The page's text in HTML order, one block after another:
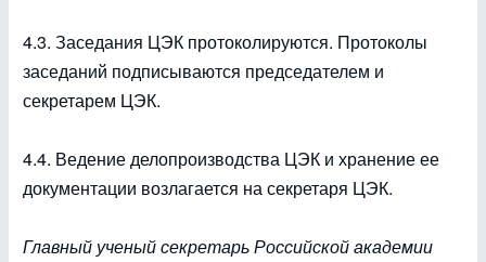
4.3. Заседания ЦЭК протоколируются. Протоколы
заседаний подписываются председателем и
секретарем ЦЭК.
4.4. Ведение делопроизводства ЦЭК и хранение ее
документации возлагается на секретаря ЦЭК.
Главный ученый секретарь Российской академии